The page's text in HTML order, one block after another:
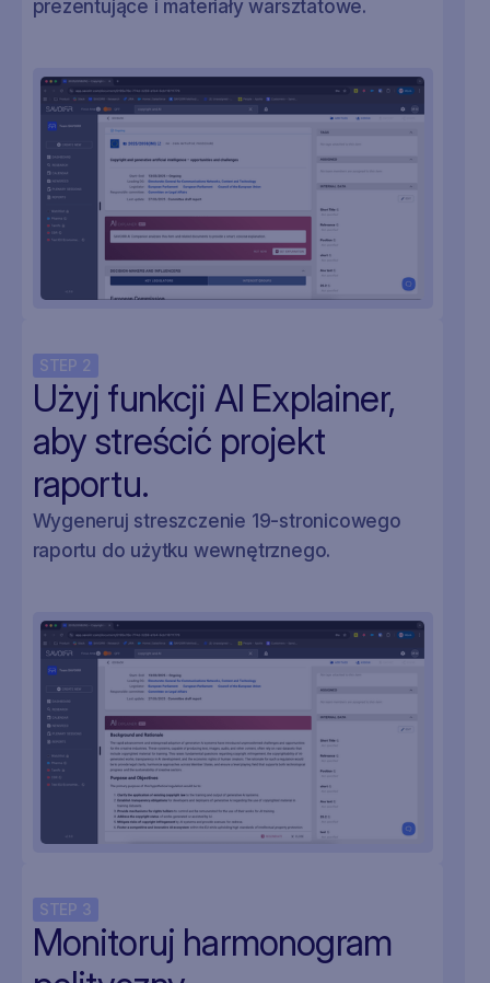
prezentujące i materiały warsztatowe.
STEP 2
Użyj funkcji AI Explainer,
aby streścić projekt
raportu.
Wygeneruj streszczenie 19-stronicowego
raportu do użytku wewnętrznego.
STEP 3
Monitoruj harmonogram